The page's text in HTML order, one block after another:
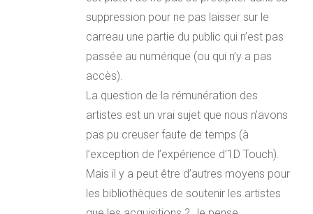
suppression pour ne pas laisser sur le
carreau une partie du public qui n’est pas
passée au numérique (ou qui n’y a pas
accès).
La question de la rémunération des
artistes est un vrai sujet que nous n’avons
pas pu creuser faute de temps (à
l’exception de l’expérience d’1D Touch).
Mais il y a peut être d’autres moyens pour
les bibliothèques de soutenir les artistes